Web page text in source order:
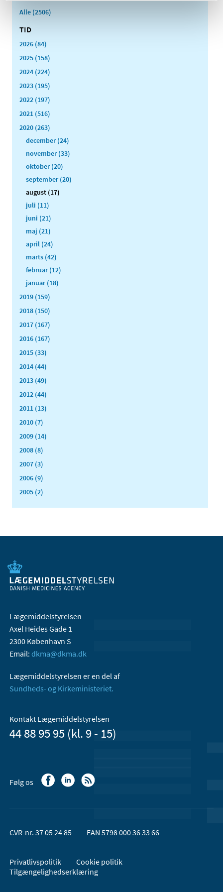
Alle (2506)
TID
2026 (84)
2025 (158)
2024 (224)
2023 (195)
2022 (197)
2021 (516)
2020 (263)
december (24)
november (33)
oktober (20)
september (20)
august (17)
juli (11)
juni (21)
maj (21)
april (24)
marts (42)
februar (12)
januar (18)
2019 (159)
2018 (150)
2017 (167)
2016 (167)
2015 (33)
2014 (44)
2013 (49)
2012 (44)
2011 (13)
2010 (7)
2009 (14)
2008 (8)
2007 (3)
2006 (9)
2005 (2)
Lægemiddelstyrelsen
Axel Heides Gade 1
2300 København S
Email: dkma@dkma.dk
Lægemiddelstyrelsen er en del af
Sundheds- og Kirkeministeriet.
Kontakt Lægemiddelstyrelsen
44 88 95 95 (kl. 9 - 15)
Følg os
CVR-nr. 37 05 24 85 EAN 5798 000 36 33 66
Privatlivspolitik
Cookie politik
Tilgængelighedserklæring